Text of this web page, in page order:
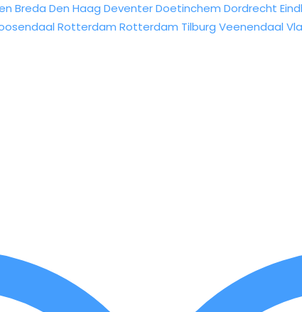
Breda Den Haag DeventerDoetinchem Dordrecht
Rotterdam Rotterdam Tilburg Veenendaal